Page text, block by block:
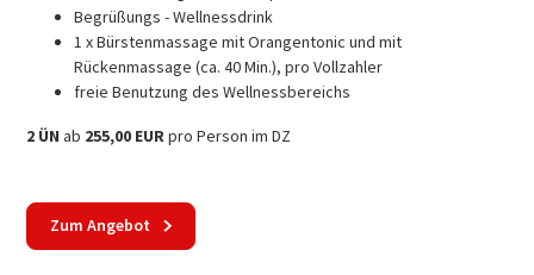
Begrüßungs - Wellnessdrink
1 x Bürstenmassage mit Orangentonic und mit
Rückenmassage (ca. 40 Min.), pro Vollzahler
freie Benutzung des Wellnessbereichs
2 ÜN ab 255,00 EURpro Person im DZ
Zum Angebot